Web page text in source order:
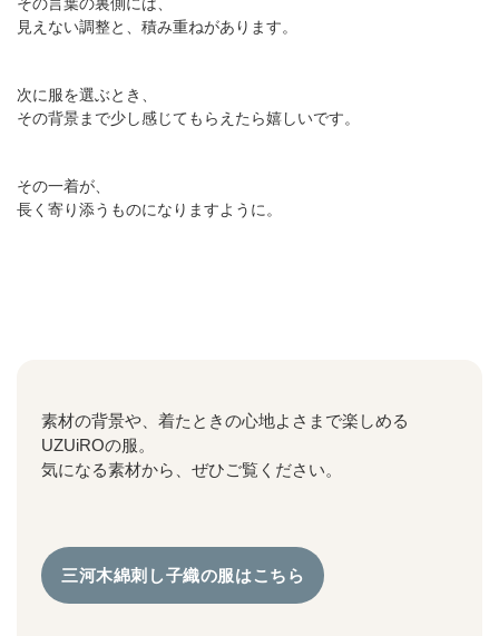
見えない調整と、積み重ねがあります。
次に服を選ぶとき、
その背景まで少し感じてもらえたら嬉しいです。
その一着が、
長く寄り添うものになりますように。
素材の背景や、着たときの心地よさまで楽しめる
UZUiROの服。
気になる素材から、ぜひご覧ください。
三河木綿刺し子織の服はこちら